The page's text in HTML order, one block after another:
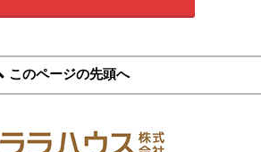
このページの先頭へ